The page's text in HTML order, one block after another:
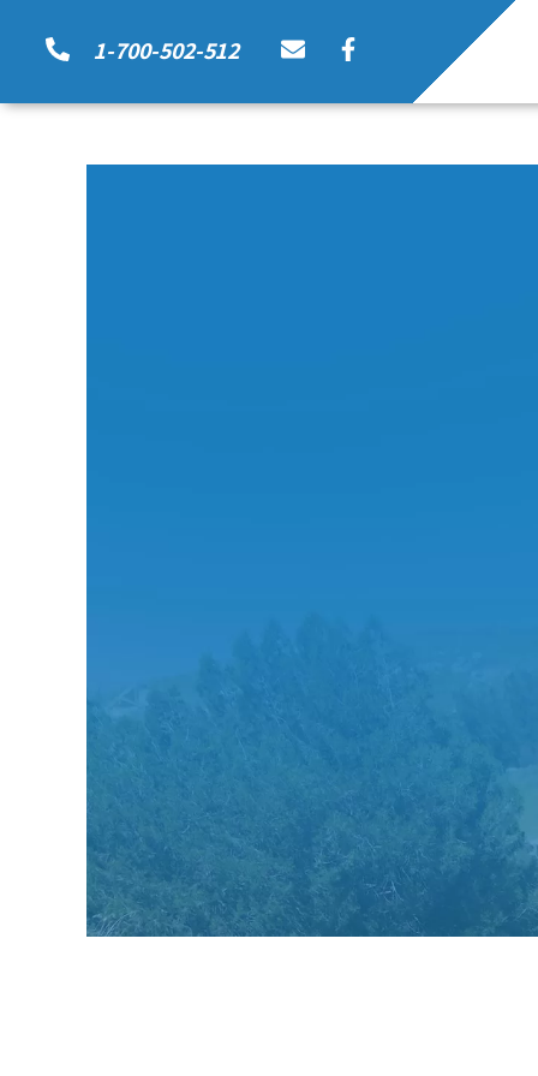
1-700-502-512